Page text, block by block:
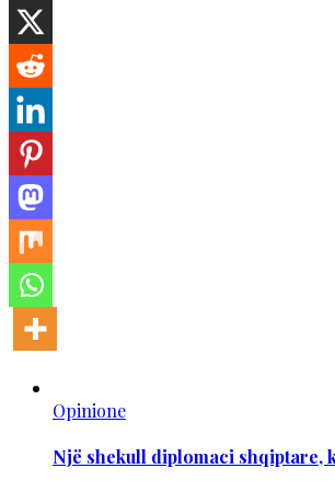
Opinione
Një shekull diplomaci shqiptare,